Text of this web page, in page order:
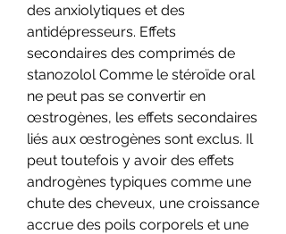
des anxiolytiques et des
antidépresseurs. Effets
secondaires des comprimés de
stanozolol Comme le stéroïde oral
ne peut pas se convertir en
œstrogènes, les effets secondaires
liés aux œstrogènes sont exclus. Il
peut toutefois y avoir des effets
androgènes typiques comme une
chute des cheveux, une croissance
accrue des poils corporels et une